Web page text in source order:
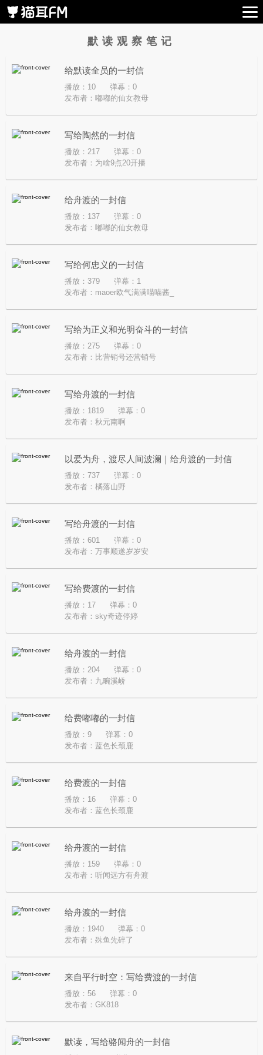
默读观察笔记
给默读全员的一封信
播放：10
弹幕：0
发布者： 嘟嘟的仙女教母
写给陶然的一封信
播放：217
弹幕：0
发布者： 为啥9点20开播
给舟渡的一封信
播放：137
弹幕：0
发布者： 嘟嘟的仙女教母
写给何忠义的一封信
播放：379
弹幕：1
发布者： maoer欧气满满喵喵酱_
写给为正义和光明奋斗的一封信
播放：275
弹幕：0
发布者： 比营销号还营销号
写给舟渡的一封信
播放：1819
弹幕：0
发布者： 秋元南啊
以爱为舟，渡尽人间波澜｜给舟渡的一封信
播放：737
弹幕：0
发布者： 橘落山野
写给舟渡的一封信
播放：601
弹幕：0
发布者： 万事顺遂岁岁安
写给费渡的一封信
播放：17
弹幕：0
发布者： sky奇迹停婷
给舟渡的一封信
播放：204
弹幕：0
发布者： 九畹溪峤
给费嘟嘟的一封信
播放：9
弹幕：0
发布者： 蓝色长颈鹿
给费渡的一封信
播放：16
弹幕：0
发布者： 蓝色长颈鹿
给舟渡的一封信
播放：159
弹幕：0
发布者： 听闻远方有舟渡
给舟渡的一封信
播放：1940
弹幕：0
发布者： 殊鱼先碎了
来自平行时空：写给费渡的一封信
播放：56
弹幕：0
发布者： GK818
默读，写给骆闻舟的一封信